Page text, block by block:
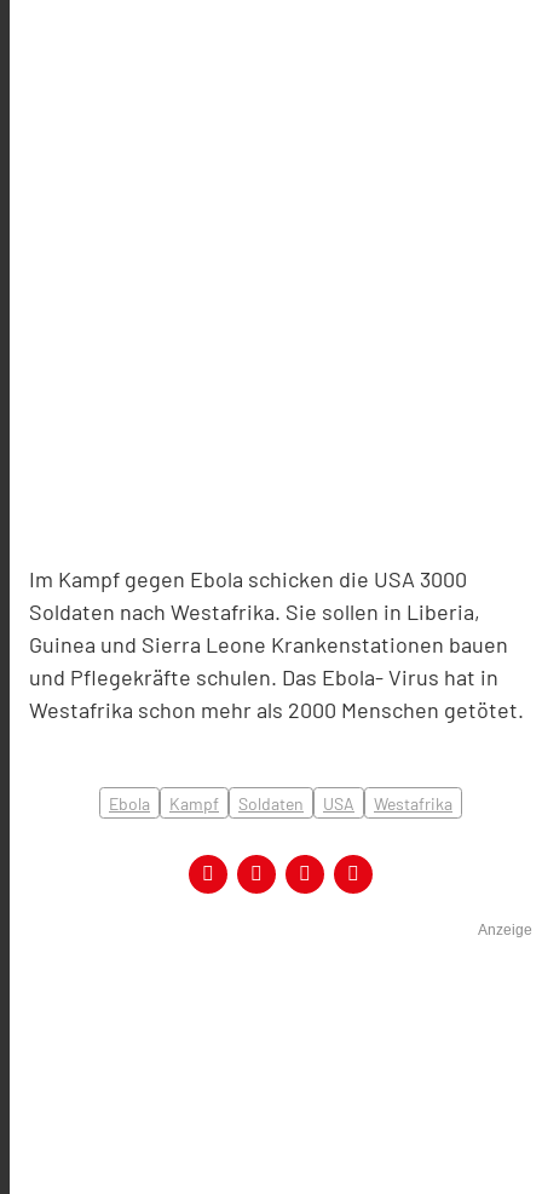
Im Kampf gegen Ebola schicken die USA 3000
Soldaten nach Westafrika. Sie sollen in Liberia,
Guinea und Sierra Leone Krankenstationen bauen
und Pflegekräfte schulen. Das Ebola- Virus hat in
Westafrika schon mehr als 2000 Menschen getötet.
Ebola Kampf Soldaten USA Westafrika
Anzeige